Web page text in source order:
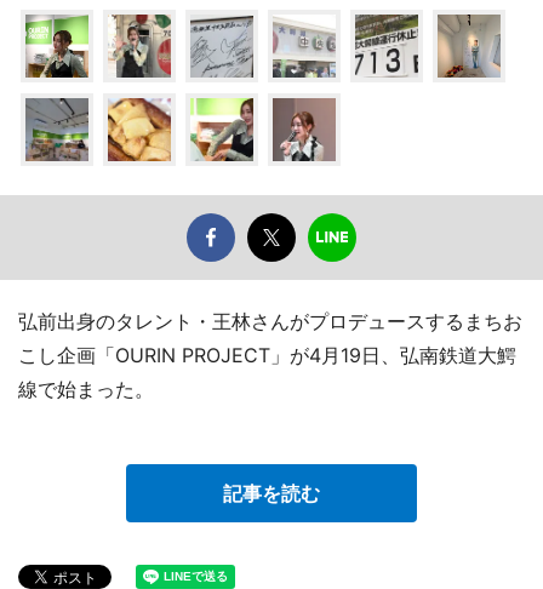
弘前出身のタレント・王林さんがプロデュースするまちお
こし企画「OURIN PROJECT」が4月19日、弘南鉄道大鰐
線で始まった。
記事を読む